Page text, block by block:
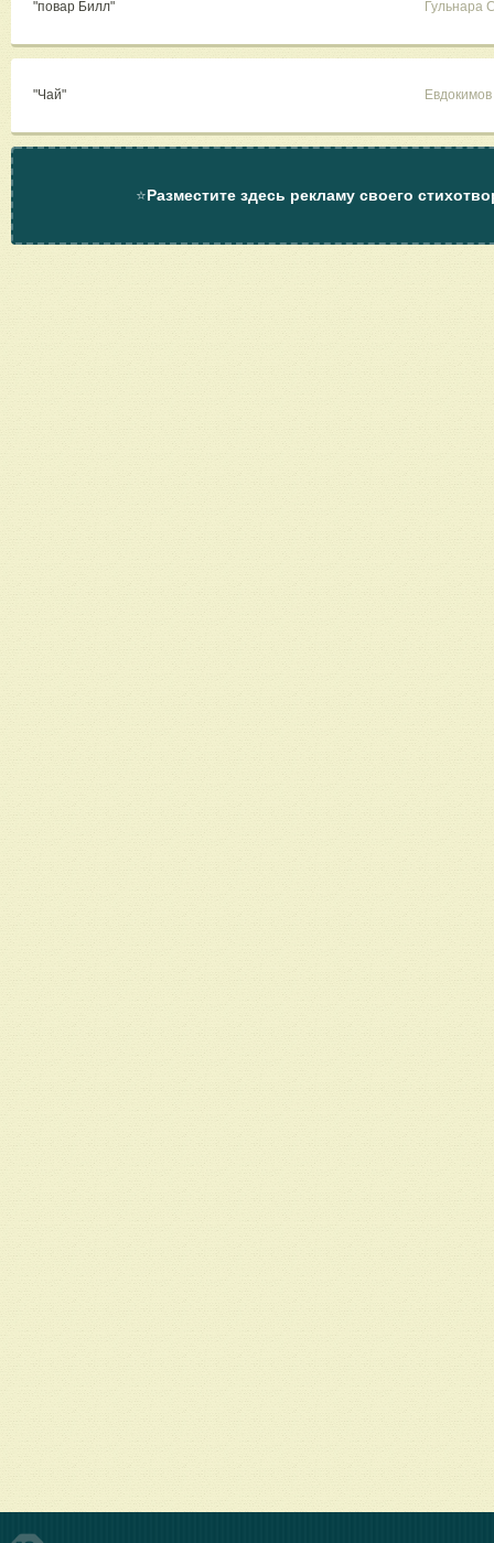
"повар Билл" Гульнара
"Чай"
⭐Разместите здесь рекламу своего